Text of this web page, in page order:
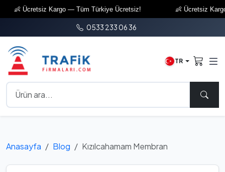
Ücretsiz Kargo — Tüm Türkiye Ücretsiz! 👶 Ücretsiz Kargo —
0533 233 06 36
TR
Anasayfa Blog Kızılcahamam Membran